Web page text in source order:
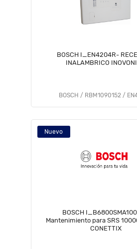
BOSCH I_EN4204R-
INALAMBRICO
BOSCH / RBM1090152 /
Nuevo
BOSCH
Mantenimiento para SRS
CONETTIX